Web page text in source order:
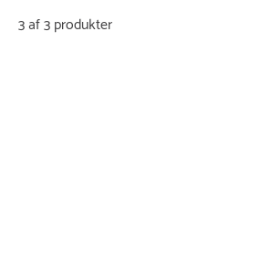
3 af 3 produkter